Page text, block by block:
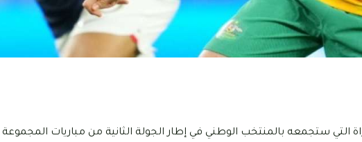
التي ستجمعه بالمنتخب الوطني في إطار الجولة الثانية من مباريات